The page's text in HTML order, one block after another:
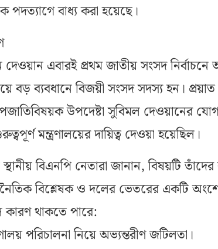
বাধ্য করা হয়েছে।
এবারই প্রথম জাতীয় সংসদ নির্বাচনে
বড় ব্যবধানে বিজয়ী সংসদ সদস্য হন। প্রয়াত
উপদেষ্টা সুবিমল দেওয়ানের
মন্ত্রণালয়ের দায়িত্ব দেওয়া হয়েছিল।
বিএনপি নেতারা জানান, বিষয়টি
বিশ্লেষক ও দলের ভেতরের একটি
কারণ থাকতে পারে:
পরিচালনা নিয়ে অভ্যন্তরীণ জটিলতা।